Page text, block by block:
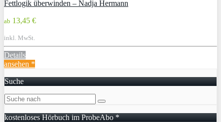
Fettlogik überwinden – Nadja Hermann
ab 13,45 €
inkl. MwSt.
Details
ansehen *
Suche
kostenloses Hörbuch im ProbeAbo *